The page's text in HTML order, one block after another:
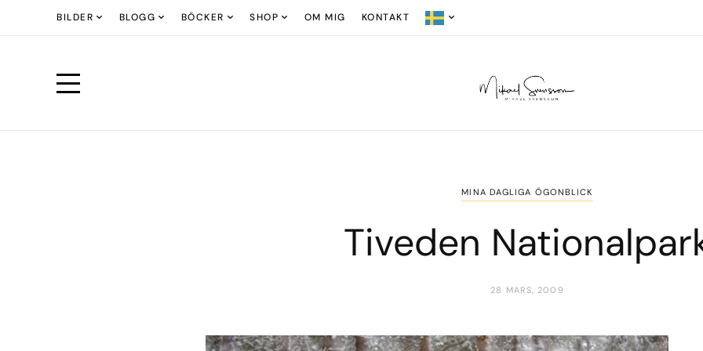
BILDER BLOGG BÖCKER SHOP OM MIG KONTAKT
MINA DAGLIGA ÖGONBLICK
Tiveden
28 MARS, 2009